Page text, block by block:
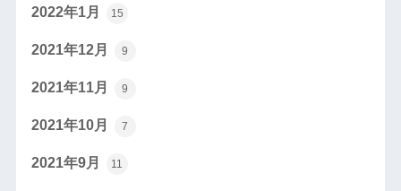
2022年1月 15
2021年12月 9
2021年11月 9
2021年10月 7
2021年9月 11